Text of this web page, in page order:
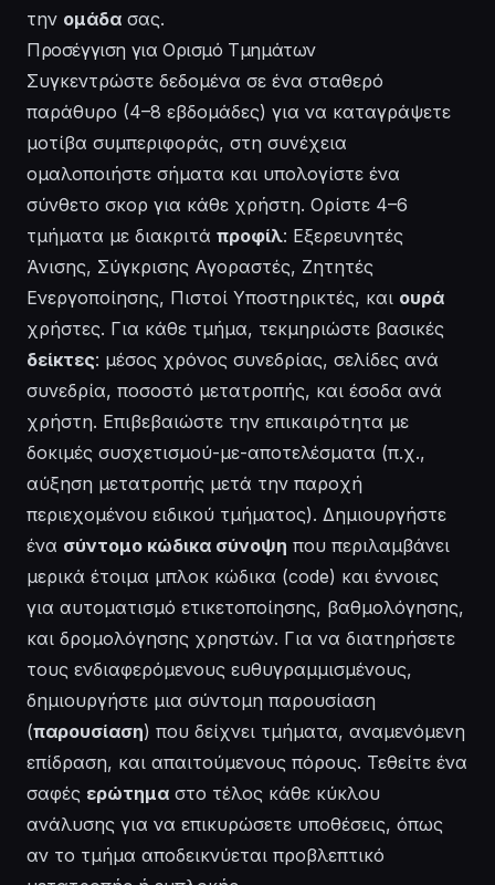
την ομάδα σας.
Προσέγγιση για Ορισμό Τμημάτων
Συγκεντρώστε δεδομένα σε ένα σταθερό
παράθυρο (4–8 εβδομάδες) για να καταγράψετε
μοτίβα συμπεριφοράς, στη συνέχεια
ομαλοποιήστε σήματα και υπολογίστε ένα
σύνθετο σκορ για κάθε χρήστη. Ορίστε 4–6
τμήματα με διακριτά προφίλ: Εξερευνητές
Άνισης, Σύγκρισης Αγοραστές, Ζητητές
Ενεργοποίησης, Πιστοί Υποστηρικτές, και ουρά
χρήστες. Για κάθε τμήμα, τεκμηριώστε βασικές
δείκτες: μέσος χρόνος συνεδρίας, σελίδες ανά
συνεδρία, ποσοστό μετατροπής, και έσοδα ανά
χρήστη. Επιβεβαιώστε την επικαιρότητα με
δοκιμές συσχετισμού-με-αποτελέσματα (π.χ.,
αύξηση μετατροπής μετά την παροχή
περιεχομένου ειδικού τμήματος). Δημιουργήστε
ένα σύντομο κώδικα σύνοψη που περιλαμβάνει
μερικά έτοιμα μπλοκ κώδικα (code) και έννοιες
για αυτοματισμό ετικετοποίησης, βαθμολόγησης,
και δρομολόγησης χρηστών. Για να διατηρήσετε
τους ενδιαφερόμενους ευθυγραμμισμένους,
δημιουργήστε μια σύντομη παρουσίαση
(παρουσίαση) που δείχνει τμήματα, αναμενόμενη
επίδραση, και απαιτούμενους πόρους. Τεθείτε ένα
σαφές ερώτημα στο τέλος κάθε κύκλου
ανάλυσης για να επικυρώσετε υποθέσεις, όπως
αν το τμήμα αποδεικνύεται προβλεπτικό